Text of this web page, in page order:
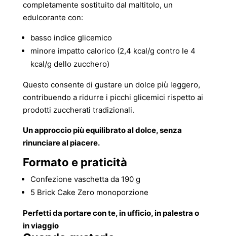
completamente sostituito dal maltitolo, un
edulcorante con:
basso indice glicemico
minore impatto calorico (2,4 kcal/g contro le 4
kcal/g dello zucchero)
Questo consente di gustare un dolce più leggero,
contribuendo a ridurre i picchi glicemici rispetto ai
prodotti zuccherati tradizionali.
Un approccio più equilibrato al dolce, senza
rinunciare al piacere.
Formato e praticità
Confezione vaschetta da 190 g
5 Brick Cake Zero monoporzione
Perfetti da portare con te, in ufficio, in palestra o
in viaggio